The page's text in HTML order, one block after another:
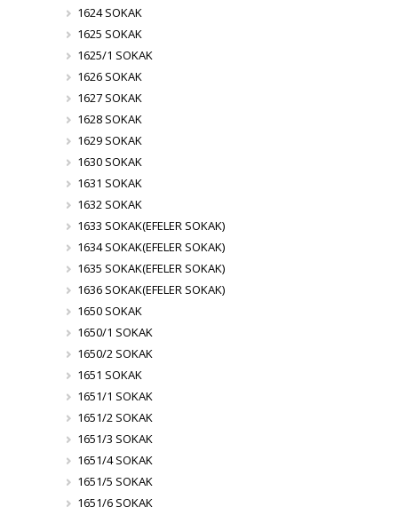
1624 SOKAK
1625 SOKAK
1625/1 SOKAK
1626 SOKAK
1627 SOKAK
1628 SOKAK
1629 SOKAK
1630 SOKAK
1631 SOKAK
1632 SOKAK
1633 SOKAK(EFELER SOKAK)
1634 SOKAK(EFELER SOKAK)
1635 SOKAK(EFELER SOKAK)
1636 SOKAK(EFELER SOKAK)
1650 SOKAK
1650/1 SOKAK
1650/2 SOKAK
1651 SOKAK
1651/1 SOKAK
1651/2 SOKAK
1651/3 SOKAK
1651/4 SOKAK
1651/5 SOKAK
1651/6 SOKAK